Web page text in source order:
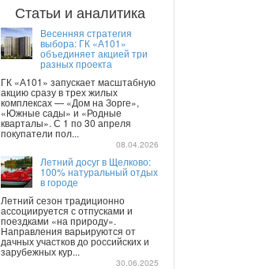
Статьи и аналитика
Весенняя стратегия
выбора: ГК «А101»
объединяет акцией три
разных проекта
ГК «А101» запускает масштабную
акцию сразу в трех жилых
комплексах — «Дом на Зорге»,
«Южные сады» и «Родные
кварталы». С 1 по 30 апреля
покупатели пол...
08.04.2026
Летний досуг в Щелково:
100% натуральный отдых
в городе
Летний сезон традиционно
ассоциируется с отпусками и
поездками «на природу».
Направления варьируются от
дачных участков до российских и
зарубежных кур...
30.06.2025